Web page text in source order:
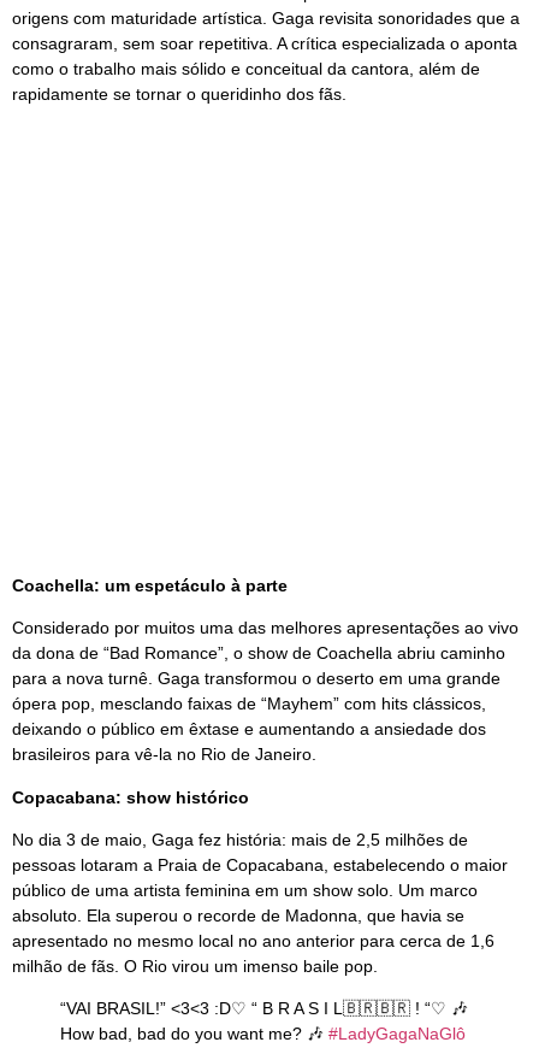
origens com maturidade artística. Gaga revisita sonoridades que a
consagraram, sem soar repetitiva. A crítica especializada o aponta
como o trabalho mais sólido e conceitual da cantora, além de
rapidamente se tornar o queridinho dos fãs.
Coachella: um espetáculo à parte
Considerado por muitos uma das melhores apresentações ao vivo
da dona de “Bad Romance”, o show de Coachella abriu caminho
para a nova turnê. Gaga transformou o deserto em uma grande
ópera pop, mesclando faixas de “Mayhem” com hits clássicos,
deixando o público em êxtase e aumentando a ansiedade dos
brasileiros para vê-la no Rio de Janeiro.
Copacabana: show histórico
No dia 3 de maio, Gaga fez história: mais de 2,5 milhões de
pessoas lotaram a Praia de Copacabana, estabelecendo o maior
público de uma artista feminina em um show solo. Um marco
absoluto. Ela superou o recorde de Madonna, que havia se
apresentado no mesmo local no ano anterior para cerca de 1,6
milhão de fãs. O Rio virou um imenso baile pop.
“VAI BRASIL!” <3<3 :D♡ “ B R A S I L🇧🇷🇧🇷 ! “♡ 🎶
How bad, bad do you want me? 🎶 #LadyGagaNaGlô